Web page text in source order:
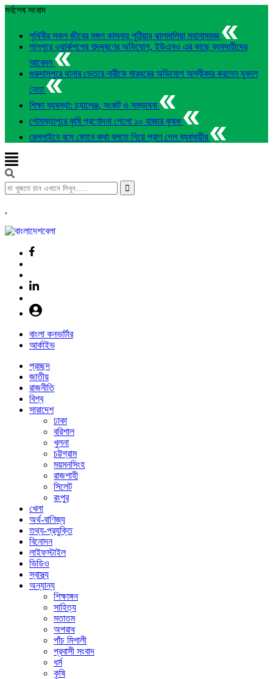
সর্বশেষ সংবাদ
পৃথিবীর সকল জীবের মঙ্গল কামনায় পুঠিয়ার ঝালমালিয়া মহানামযজ্ঞ
লালপুরে ওয়ার্কশপের শব্দদূষণের অভিযোগ, ইউএনও এর কাছে ব্যবসায়ীদের
আবেদন
গুরুদাসপুরে থানার ভেতরে নারীকে মারধরের অভিযোগ অস্বীকার করলেন যুবদল
নেতা
শিক্ষা ব্যবস্থা: চ্যালেঞ্জ, সংকট ও সম্ভাবনা
গোমস্তাপুরে কৃষি প্রণোদনা পেলো ১০ হাজার কৃষক
রেললাইনে বসে ফোনে কথা বলতে গিয়ে প্রাণ গেল ব্যবসায়ীর
,
বাংলা কনভার্টার
আর্কাইভ
প্রচ্ছদ
জাতীয়
রাজনীতি
বিশ্ব
সারাদেশ
ঢাকা
বরিশাল
খুলনা
চট্টগ্রাম
ময়মনসিংহ
রাজশাহী
সিলেট
রংপুর
খেলা
অর্থ-বাণিজ্য
তথ্য-প্রযুক্তি
বিনোদন
লাইফস্টাইল
ভিডিও
স্বাস্থ্য
অন্যান্য
শিক্ষাঙ্গন
সাহিত্য
মতাতম
অপরাধ
পাঁচ মিশালী
প্রবাসী সংবাদ
ধর্ম
কৃষি